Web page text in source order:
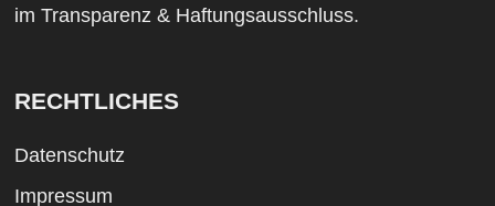
im Transparenz & Haftungsausschluss.
RECHTLICHES
Datenschutz
Impressum